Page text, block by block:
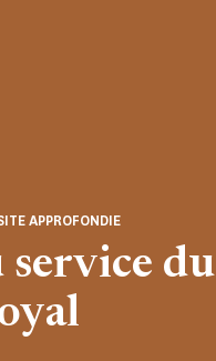
service du
APPROFONDIE